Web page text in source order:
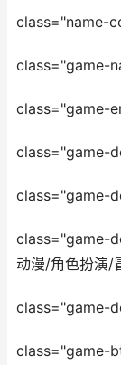
class="name-
class="game-
class="game-
class="game-
class="game-
class="game-
动漫/角色扮演/
class="game-
class="game-